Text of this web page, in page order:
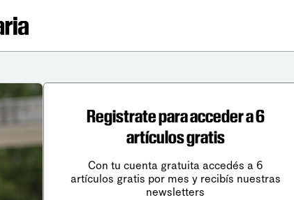
Registrate para acceder a 6
artículos gratis
Con tu cuenta gratuita accedés a 6
artículos gratis por mes y recibís nuestras
newsletters